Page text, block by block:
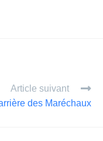
erArticle suivant
des Maréchaux